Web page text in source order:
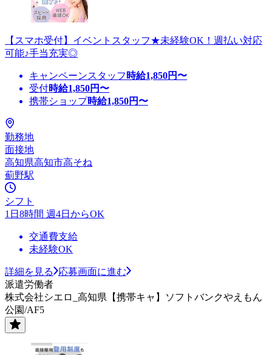
【スマホ受付】イベントスタッフ★未経験OK！週払い対応
可能♪手当充実◎
キャンペーンスタッフ 時給1,850円〜
受付時給1,850円〜
携帯ショップ時給1,850円〜
勤務地
面接地
高知県高知市高そね
薊野駅
シフト
1日8時間 週4日からOK
交通費支給
未経験OK
詳細を見る
応募画面に進む
派遣労働者
株式会社シエロ_高知県【携帯キャ】ソフトバンクやえもん
公園/AF5